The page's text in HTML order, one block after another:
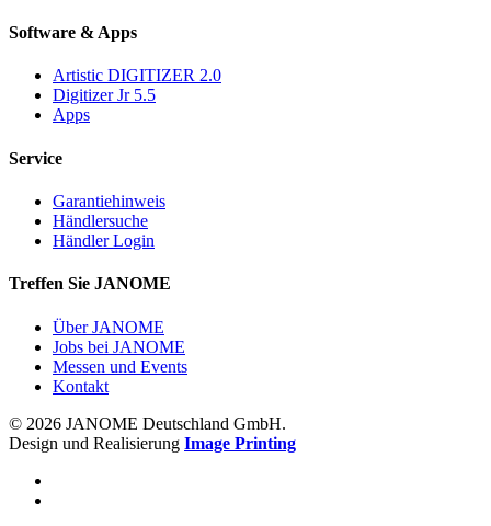
Software & Apps
Artistic DIGITIZER 2.0
Digitizer Jr 5.5
Apps
Service
Garantiehinweis
Händlersuche
Händler Login
Treffen Sie JANOME
Über JANOME
Jobs bei JANOME
Messen und Events
Kontakt
© 2026 JANOME Deutschland GmbH.
Design und Realisierung Image Printing